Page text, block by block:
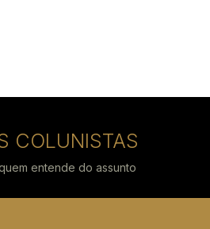
COLUNISTAS
entende do assunto